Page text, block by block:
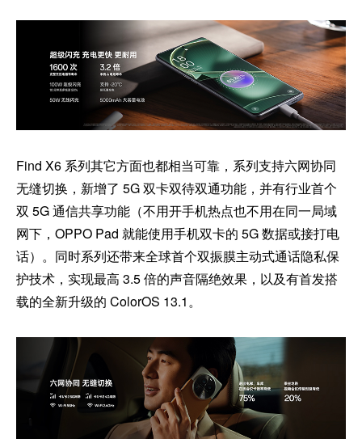
Find X6 系列其它方面也都相当可靠，系列支持六网协同
无缝切换，新增了 5G 双卡双待双通功能，并有行业首个
双 5G 通信共享功能（不用开手机热点也不用在同一局域
网下，OPPO Pad 就能使用手机双卡的 5G 数据或接打电
话）。同时系列还带来全球首个双振膜主动式通话隐私保
护技术，实现最高 3.5 倍的声音隔绝效果，以及有首发搭
载的全新升级的 ColorOS 13.1。